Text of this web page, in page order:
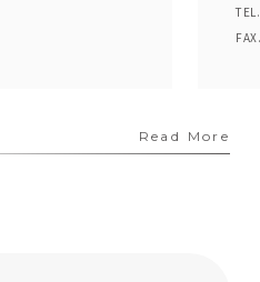
Read More